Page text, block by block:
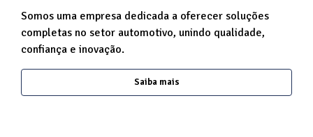
Somos uma empresa dedicada a oferecer soluções
completas no setor automotivo, unindo qualidade,
confiança e inovação.
Saiba mais